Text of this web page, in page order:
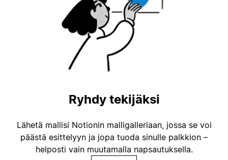
Ryhdy tekijäksi
Lähetä mallisi Notionin malligalleriaan, jossa se voi
päästä esittelyyn ja jopa tuoda sinulle palkkion –
helposti vain muutamalla napsautuksella.